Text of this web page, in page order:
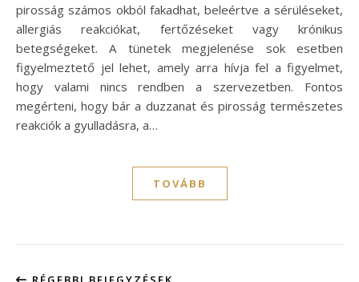
pirosság számos okból fakadhat, beleértve a sérüléseket,
allergiás reakciókat, fertőzéseket vagy krónikus
betegségeket. A tünetek megjelenése sok esetben
figyelmeztető jel lehet, amely arra hívja fel a figyelmet,
hogy valami nincs rendben a szervezetben. Fontos
megérteni, hogy bár a duzzanat és pirosság természetes
reakciók a gyulladásra, a…
TOVÁBB